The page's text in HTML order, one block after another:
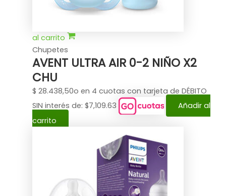
al carrito
Chupetes
AVENT ULTRA AIR 0-2 NIÑO X2
CHU
$ 28.438,50o en 4 cuotas con tarjeta de DÉBITO
SIN interés de: $7,109.63
Añadir al
carrito